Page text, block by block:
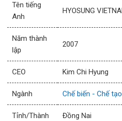
Tên tiếng
Anh
HYOSUNG
Năm thành
lập
2007
CEO Kim Chi Hyung
Ngành Chế biến - Chế tạo
Tỉnh/Thành Đồng Nai